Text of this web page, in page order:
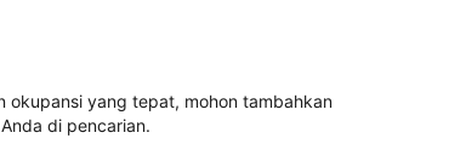
okupansi yang tepat, mohon tambahkan
di pencarian.